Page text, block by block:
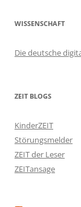
WISSENSCHAFT
Die deutsche
ZEIT BLOGS
KinderZEIT
Störungsmelder
ZEIT der Leser
ZEITansage